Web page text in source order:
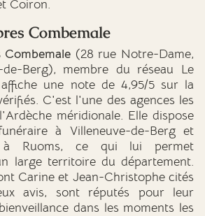
Coiron.
Combemale
Combemale (28 rue Notre-Dame,
de-Berg), membre du réseau Le
une note de 4,95/5 sur la
C'est l'une des agences les
méridionale. Elle dispose
à Villeneuve-de-Berg et
à Ruoms, ce qui lui permet
large territoire du département.
Carine et Jean-Christophe cités
avis, sont réputés pour leur
dans les moments les